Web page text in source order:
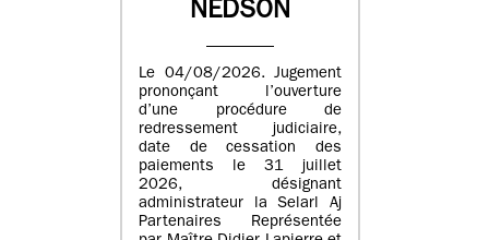
NEDSON
Le 04/08/2026. Jugement
prononçant l’ouverture
d’une procédure de
redressement judiciaire,
date de cessation des
paiements le 31 juillet
2026, désignant
administrateur la Selarl Aj
Partenaires Représentée